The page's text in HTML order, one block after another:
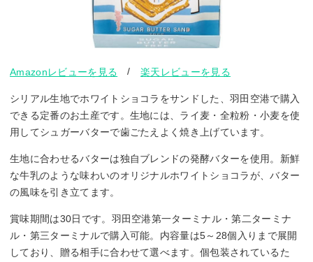
Amazonレビューを見る /楽天レビューを見る
シリアル生地でホワイトショコラをサンドした、羽田空港で購入
できる定番のお土産です。生地には、ライ麦・全粒粉・小麦を使
用してシュガーバターで歯ごたえよく焼き上げています。
生地に合わせるバターは独自ブレンドの発酵バターを使用。新鮮
な牛乳のような味わいのオリジナルホワイトショコラが、バター
の風味を引き立てます。
賞味期間は30日です。羽田空港第一ターミナル・第二ターミナ
ル・第三ターミナルで購入可能。内容量は5～28個入りまで展開
しており、贈る相手に合わせて選べます。個包装されているた